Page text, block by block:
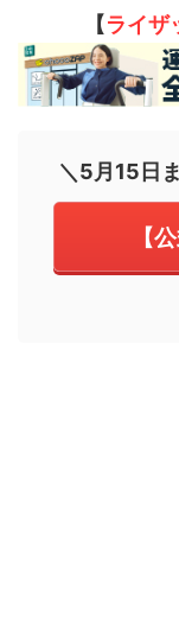
【ライザ
＼5月15日
【